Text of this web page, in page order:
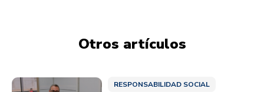
Otros artículos
RESPONSABILIDAD SOCIAL